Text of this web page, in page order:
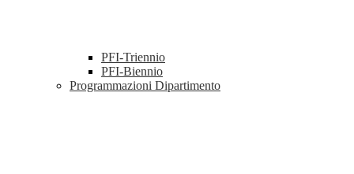
PFI-Triennio
PFI-Biennio
Programmazioni Dipartimento